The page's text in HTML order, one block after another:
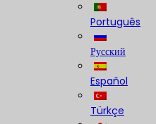
Português
Русский
Español
Türkçe